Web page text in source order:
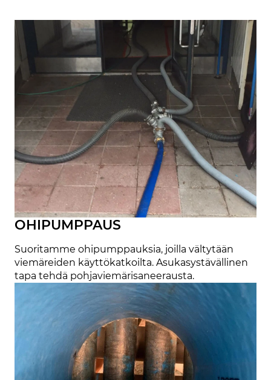
OHIPUMPPAUS
Suoritamme ohipumppauksia, joilla vältytään
viemäreiden käyttökatkoilta. Asukasystävällinen
tapa tehdä pohjaviemärisaneerausta.